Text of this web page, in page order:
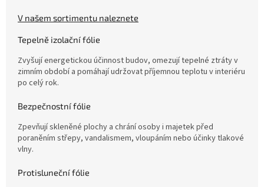
V našem sortimentu naleznete
Tepelně izolační fólie
Zvyšují energetickou účinnost budov, omezují tepelné ztráty v
zimním období a pomáhají udržovat příjemnou teplotu v interiéru
po celý rok.
Bezpečnostní fólie
Zpevňují skleněné plochy a chrání osoby i majetek před
poraněním střepy, vandalismem, vloupáním nebo účinky tlakové
vlny.
Protisluneční fólie